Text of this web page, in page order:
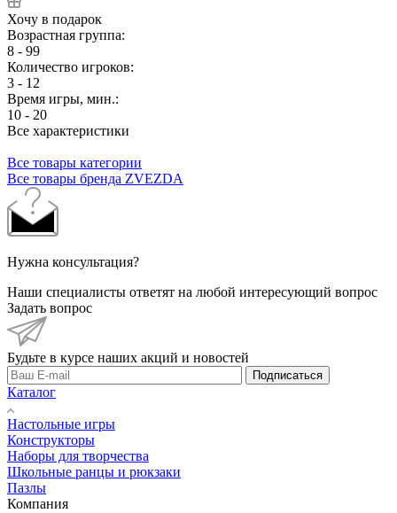
Хочу в подарок
Возрастная группа:
8 - 99
Количество игроков:
3 - 12
Время игры, мин.:
10 - 20
Все характеристики
Все товары категории
Все товары бренда ZVEZDA
Нужна консультация?
Наши специалисты ответят на любой интересующий вопрос
Задать вопрос
Будьте в курсе наших акций и новостей
Подписаться
Каталог
Настольные игры
Конструкторы
Наборы для творчества
Школьные ранцы и рюкзаки
Пазлы
Компания